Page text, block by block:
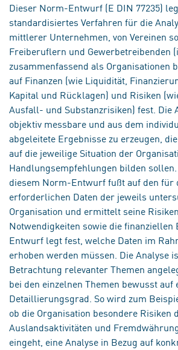
Dieser Norm-Entwurf (E DIN 77235)
standardisiertes Verfahren für die
mittlerer Unternehmen, von Vereinen
Freiberuflern und Gewerbetreibenden
zusammenfassend als Organisationen
auf Finanzen (wie Liquidität,
Kapital und Rücklagen) und Risiken
Ausfall- und Substanzrisiken) fest. Die
objektiv messbare und aus dem
abgeleitete Ergebnisse zu erzeugen,
auf die jeweilige Situation der
Handlungsempfehlungen bilden
diesem Norm-Entwurf fußt auf den für
erforderlichen Daten der jeweils
Organisation und ermittelt seine
Notwendigkeiten sowie die
Entwurf legt fest, welche Daten im
erhoben werden müssen. Die Analyse
Betrachtung relevanter Themen
bei den einzelnen Themen bewusst auf
Detaillierungsgrad. So wird zum
ob die Organisation besondere Risiken
Auslandsaktivitäten und
eingeht, eine Analyse in Bezug auf